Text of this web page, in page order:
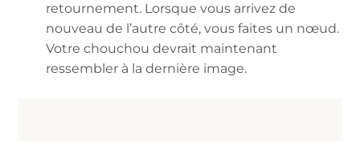
retournement. Lorsque vous arrivez de
nouveau de l’autre côté, vous faites un nœud.
Votre chouchou devrait maintenant
ressembler à la dernière image.